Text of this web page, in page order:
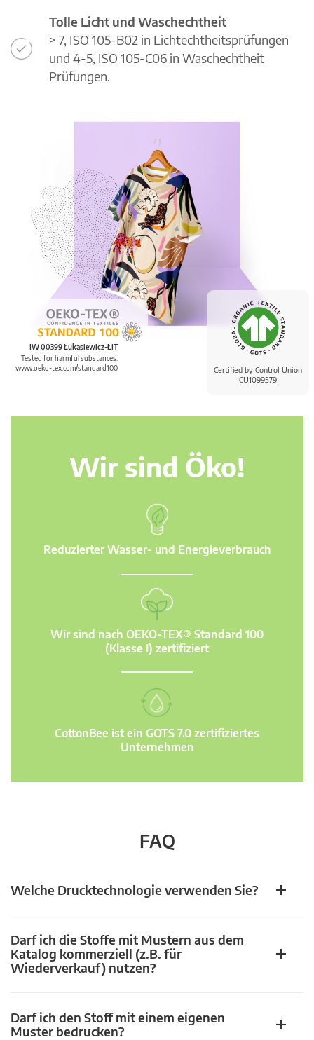
Certified by Control Union
CU1099579
IW 00399 Łukasiewicz-ŁIT
Tested for harmful substances.
www.oeko-tex.com/standard100
Tolle Licht und Waschechtheit
> 7, ISO 105-B02 in Lichtechtheitsprüfungen
und 4-5, ISO 105-C06 in Waschechtheit
Prüfungen.
Wir sind Öko!
Reduzierter Wasser- und Energieverbrauch
Wir sind nach OEKO-TEX® Standard 100
(Klasse I) zertifiziert
CottonBee ist ein GOTS 7.0 zertifiziertes
Unternehmen
FAQ
Welche Drucktechnologie verwenden Sie?
Darf ich die Stoffe mit Mustern aus dem
Katalog kommerziell (z.B. für
Wiederverkauf) nutzen?
Darf ich den Stoff mit einem eigenen
Muster bedrucken?